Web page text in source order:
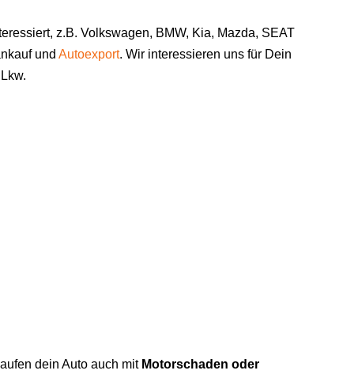
z.B. Volkswagen, BMW, Kia, Mazda, SEAT
und Autoexport. Wir interessieren uns für Dein
dein Auto auch mit Motorschaden oder